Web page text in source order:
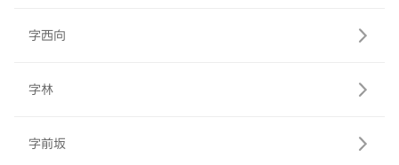
字西向
字林
字前坂